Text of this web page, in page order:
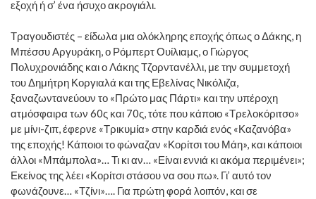
εξοχή ή σ’ ένα ήσυχο ακρογιάλι.
Τραγουδιστές – είδωλα μια ολόκληρης εποχής όπως ο Δάκης, η
Μπέσσυ Αργυράκη, ο Ρόμπερτ Ουίλιαμς, ο Γιώργος
Πολυχρονιάδης και ο Λάκης Τζορντανέλλι, με την συμμετοχή
του Δημήτρη Κοργιαλά και της Εβελίνας Νικόλιζα,
ξαναζωντανεύουν το «Πρώτο μας Πάρτι» και την υπέροχη
ατμόσφαιρα των 60ς και 70ς, τότε που κάποιο «Τρελοκόριτσο»
με μίνι-ζιπ, έφερνε «Τρικυμία» στην καρδιά ενός «Καζανόβα»
της εποχής! Κάποιοι το φώναζαν «Κορίτσι του Μάη», και κάποιοι
άλλοι «Μπάμπολα»… Τι κι αν… «Είναι εννιά κι ακόμα περιμένει»;
Εκείνος της λέει «Κορίτσι στάσου να σου πω». Γι’ αυτό τον
φωνάζουνε… «Τζίνι»…. Για πρώτη φορά λοιπόν, και σε